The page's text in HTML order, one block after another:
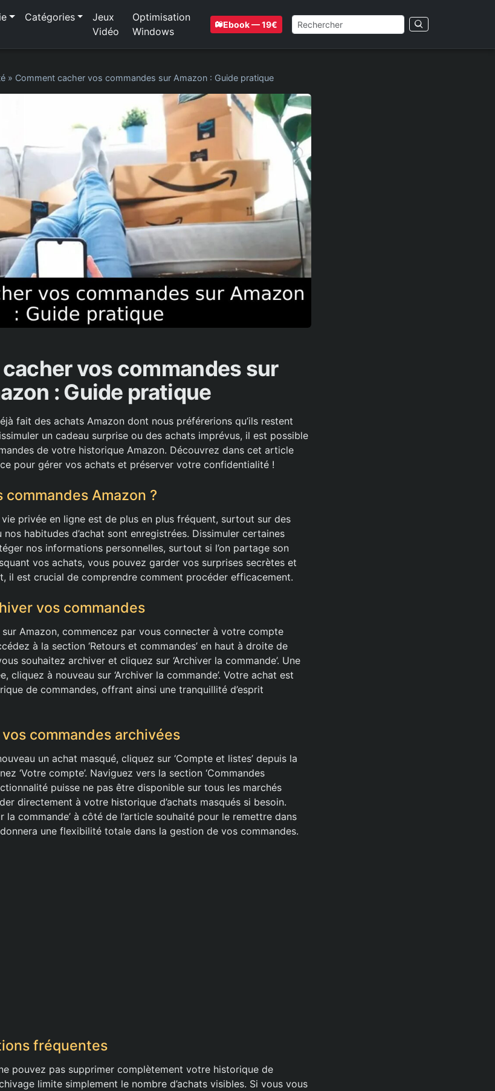
Catégories
Jeux
Vidéo
Optimisation
Windows
Ebook — 19€
» Comment cacher vos commandes sur Amazon : Guide pratique
vos commandes sur
: Guide pratique
fait des achats Amazon dont nous préférerions qu’ils restent
un cadeau surprise ou des achats imprévus, il est possible
de votre historique Amazon. Découvrez dans cet article
pour gérer vos achats et préserver votre confidentialité !
Amazon ?
privée en ligne est de plus en plus fréquent, surtout sur des
habitudes d’achat sont enregistrées. Dissimuler certaines
nos informations personnelles, surtout si l’on partage son
vos achats, vous pouvez garder vos surprises secrètes et
il est crucial de comprendre comment procéder efficacement.
vos commandes
Amazon, commencez par vous connecter à votre compte
à la section ‘Retours et commandes’ en haut à droite de
souhaitez archiver et cliquez sur ‘Archiver la commande’. Une
cliquez à nouveau sur ‘Archiver la commande’. Votre achat est
de commandes, offrant ainsi une tranquillité d’esprit
commandes archivées
un achat masqué, cliquez sur ‘Compte et listes’ depuis la
‘Votre compte’. Naviguez vers la section ‘Commandes
puisse ne pas être disponible sur tous les marchés
directement à votre historique d’achats masqués si besoin.
la commande’ à côté de l’article souhaité pour le remettre dans
une flexibilité totale dans la gestion de vos commandes.
fréquentes
pouvez pas supprimer complètement votre historique de
limite simplement le nombre d’achats visibles. Si vous vous